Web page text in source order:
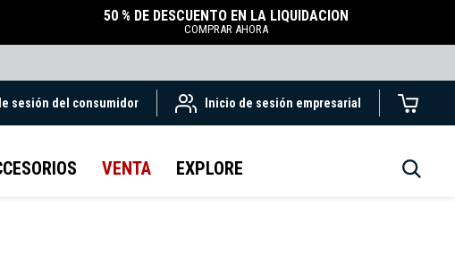
50 % DE DESCUENTO EN LA LIQUIDACIÓN
COMPRAR AHORA
sesión del consumidor Inicio de sesión empresarial
VENTA EXPLORE